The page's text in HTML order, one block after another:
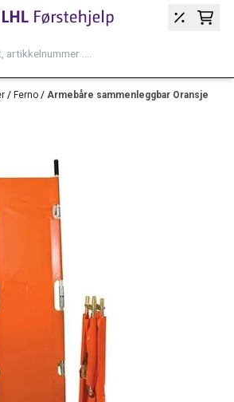
/ Ferno / Armebåre sammenleggbar Oransje